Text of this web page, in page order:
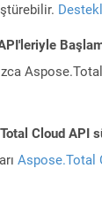
Cloud API
Aspose.Total